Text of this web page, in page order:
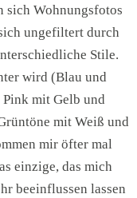
sich Wohnungsfotos
ungefiltert durch
Stile.
wird (Blau und
mit Gelb und
mit Weiß und
mir öfter mal
einzige, das mich
beeinflussen lassen